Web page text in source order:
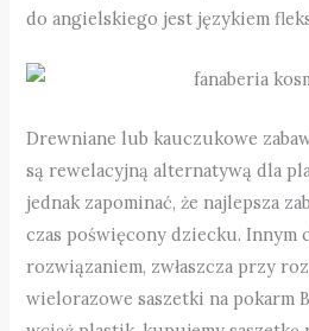
do angielskiego jest językiem
Drewniane lub kauczukowe
są rewelacyjną alternatywą dla
jednak zapominać, że najlepsza
czas poświęcony dziecku. Innym
rozwiązaniem, zwłaszcza przy
wielorazowe saszetki na pokarm